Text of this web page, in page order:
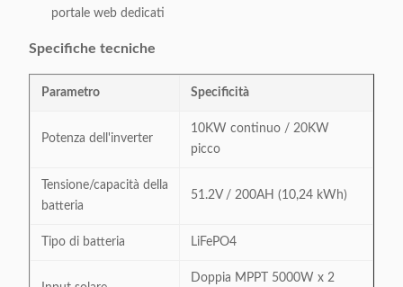
portale web dedicati
Specifiche tecniche
Parametro Specificità
Potenza dell'inverter
10KW continuo / 20KW
picco
Tensione/capacità della
batteria
51.2V / 200AH (10,24 kWh)
Tipo di batteria LiFePO4
Doppia MPPT 5000W x 2